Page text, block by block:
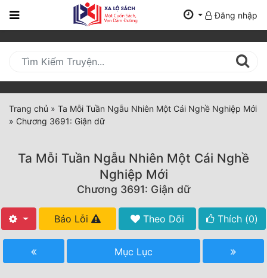
Trang
Mới
Cập
Nhật
(current)
Thể Loại
Truyện Mới Ra
Hoàn Thành
Đăng nhập
Trang chủ » Ta Mỗi Tuần Ngẫu Nhiên Một Cái Nghề Nghiệp Mới
» Chương 3691: Giận dữ
Ta Mỗi Tuần Ngẫu Nhiên Một Cái Nghề
Nghiệp Mới
Chương 3691: Giận dữ
Báo Lỗi Theo Dõi Thích (0)
Mục Lục